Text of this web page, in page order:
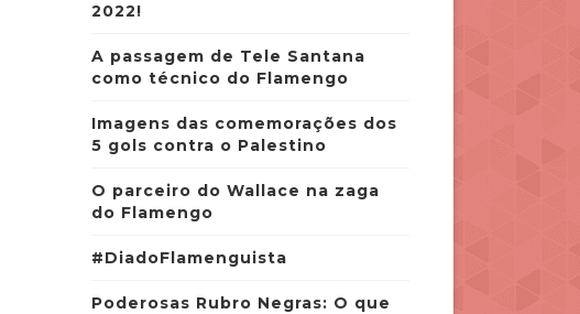
2022!
A passagem de Tele Santana
como técnico do Flamengo
Imagens das comemorações dos
5 gols contra o Palestino
O parceiro do Wallace na zaga
do Flamengo
#DiadoFlamenguista
Poderosas Rubro Negras: O que